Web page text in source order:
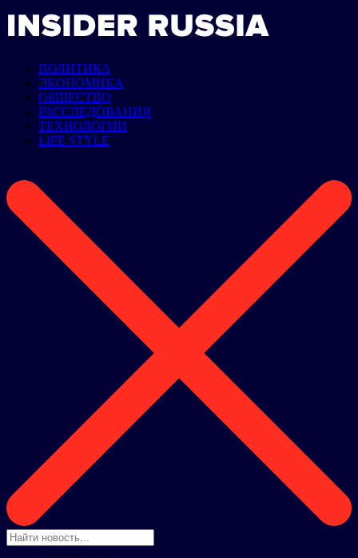
ПОЛИТИКА
ЭКОНОМИКА
ОБЩЕСТВО
РАССЛЕДОВАНИЯ
ТЕХНОЛОГИИ
LIFE STYLE